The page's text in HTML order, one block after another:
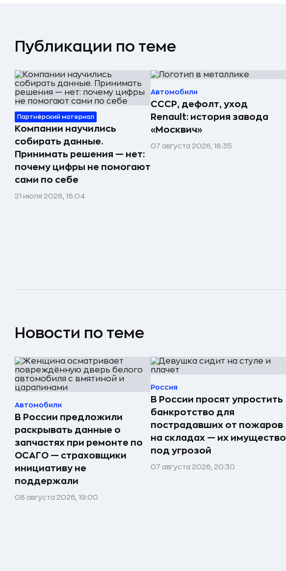
Публикации по теме
Партнёрский материал
Компании научились
собирать данные.
Принимать решения — нет:
почему цифры не помогают
сами по себе
21 июля 2026, 16:04
Автомобили
СССР, дефолт, уход
Renault: история завода
«Москвич»
07 августа 2026, 18:35
Новости по теме
Автомобили
В России предложили
раскрывать данные о
запчастях при ремонте по
ОСАГО — страховщики
инициативу не
поддержали
08 августа 2026, 19:00
Россия
В России просят упростить
банкротство для
пострадавших от пожаров
на складах — их имущество
под угрозой
07 августа 2026, 20:30